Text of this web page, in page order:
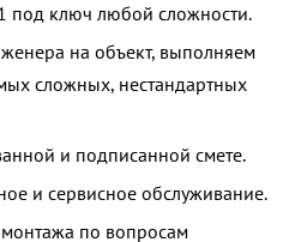
ключ любой сложности.
на объект, выполняем
сложных, нестандартных
и подписанной смете.
и сервисное обслуживание.
монтажа по вопросам